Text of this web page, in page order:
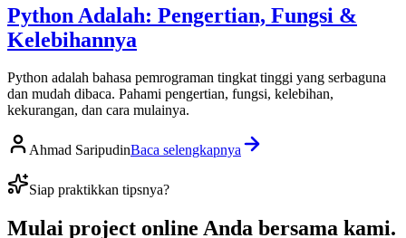
Python Adalah: Pengertian, Fungsi &
Kelebihannya
Python adalah bahasa pemrograman tingkat tinggi yang serbaguna
dan mudah dibaca. Pahami pengertian, fungsi, kelebihan,
kekurangan, dan cara mulainya.
Ahmad SaripudinBaca selengkapnya
Siap praktikkan tipsnya?
Mulai project online Anda bersama kami.